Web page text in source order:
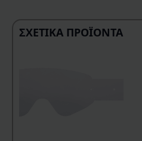
ΣΧΕΤΙΚΆ ΠΡΟΪΌΝΤΑ